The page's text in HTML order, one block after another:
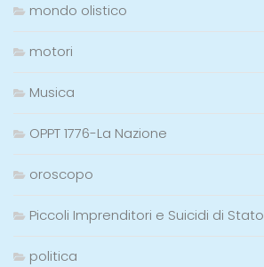
mondo olistico
motori
Musica
OPPT 1776-La Nazione
oroscopo
Piccoli Imprenditori e Suicidi di Stato
politica